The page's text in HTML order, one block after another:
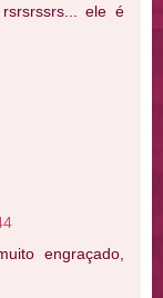
ele é
engraçado,